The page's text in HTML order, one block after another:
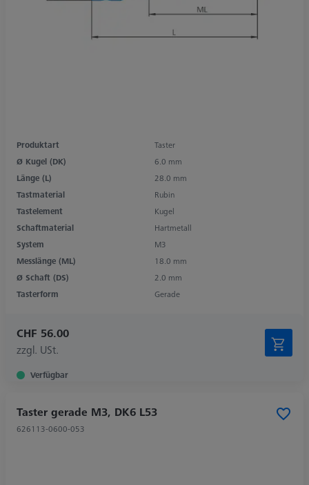
Produktart
Taster
Ø Kugel (DK)
6.0 mm
Länge (L)
28.0 mm
Tastmaterial
Rubin
Tastelement
Kugel
Schaftmaterial
Hartmetall
System
M3
Messlänge (ML)
18.0 mm
Ø Schaft (DS)
2.0 mm
Tasterform
Gerade
CHF 56.00
zzgl. USt.
Verfügbar
Taster gerade M3, DK6 L53
626113-0600-053